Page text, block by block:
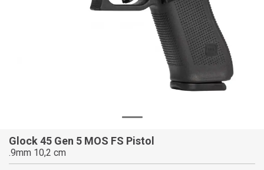
Glock 45 Gen 5 MOS FS Pistol
.9mm 10,2 cm